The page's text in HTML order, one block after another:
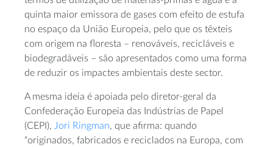
quinta maior emissora de gases com efeito de estufa
no espaço da União Europeia, pelo que os têxteis
com origem na floresta – renováveis, recicláveis e
biodegradáveis – são apresentados como uma forma
de reduzir os impactes ambientais deste sector.
A mesma ideia é apoiada pelo diretor-geral da
Confederação Europeia das Indústrias de Papel
(CEPI), Jori Ringman, que afirma: quando
“originados, fabricados e reciclados na Europa, com